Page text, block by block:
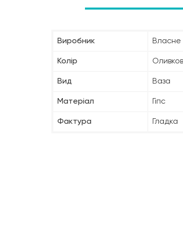
Виробник Власне
Колір
Вид Ваза
Матеріал Гіпс
Фактура Гладка